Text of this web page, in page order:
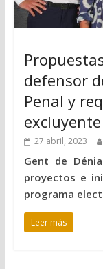
defensor
Penal y
excluyente
27 abril, 2023
Gent de
proyectos e
programa
Leer más